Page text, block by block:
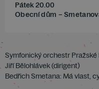
Pátek 20.00
Obecní dům –
Symfonický orchestr
Jiří Bělohlávek (dirigent)
Bedřich Smetana: Má vlast,